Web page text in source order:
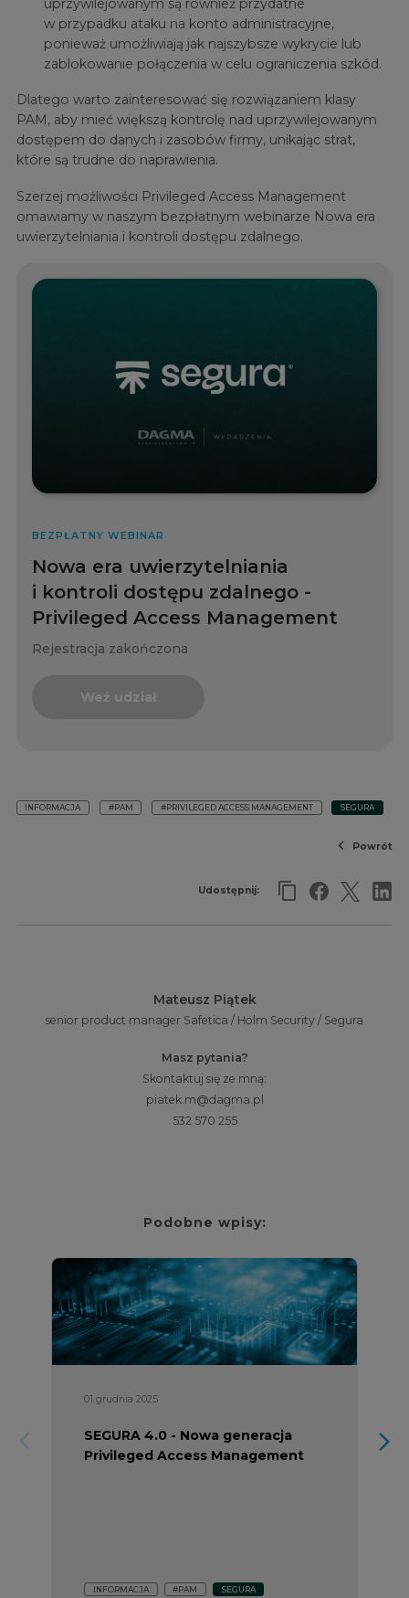
uprzywilejowanym są również przydatne
w przypadku ataku na konto administracyjne,
ponieważ umożliwiają jak najszybsze wykrycie lub
zablokowanie połączenia w celu ograniczenia szkód.
Dlatego warto zainteresować się rozwiązaniem klasy
PAM, aby mieć większą kontrolę nad uprzywilejowanym
dostępem do danych i zasobów firmy, unikając strat,
które są trudne do naprawienia.
Szerzej możliwości Privileged Access Management
omawiamy w naszym bezpłatnym webinarze Nowa era
uwierzytelniania i kontroli dostępu zdalnego.
BEZPŁATNY WEBINAR
Nowa era uwierzytelniania
i kontroli dostępu zdalnego -
Privileged Access Management
Rejestracja zakończona
Weź udział
INFORMACJA #PAM #PRIVILEGED ACCESS MANAGEMENT SEGURA
Powrót
Udostępnij:
Mateusz Piątek
senior product manager Safetica / Holm Security / Segura
Masz pytania?
Skontaktuj się ze mną:
piatek.m@dagma.pl
532 570 255
Podobne wpisy:
arrow_forward_ios
01 grudnia 2025
SEGURA 4.0 - Nowa generacja
Privileged Access Management
INFORMACJA #PAM SEGURA
arrow_forward_ios